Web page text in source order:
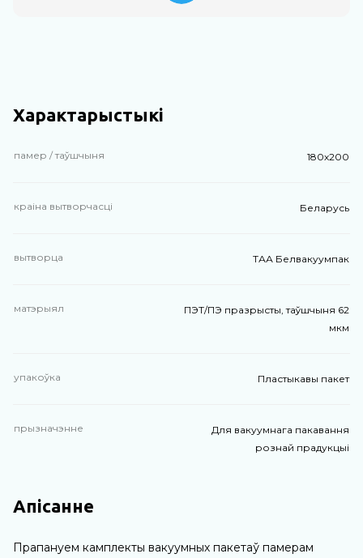
Характарыстыкі
памер / таўшчыня 180х200
краіна вытворчасці Беларусь
вытворца ТАА Белвакуумпак
матэрыял
ПЭТ/ПЭ празрысты, таўшчыня 62
мкм
упакоўка Пластыкавы пакет
прызначэнне
Для вакуумнага пакавання
рознай прадукцыі
Апісанне
Прапануем камплекты вакуумных пакетаў памерам